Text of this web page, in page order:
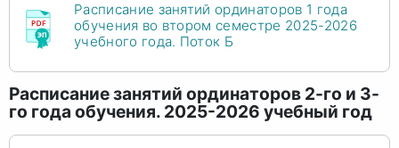
Расписание занятий ординаторов 1 года
обучения во втором семестре 2025-2026
учебного года. Поток Б
Расписание занятий ординаторов 2-го и 3-
го года обучения. 2025-2026 учебный год